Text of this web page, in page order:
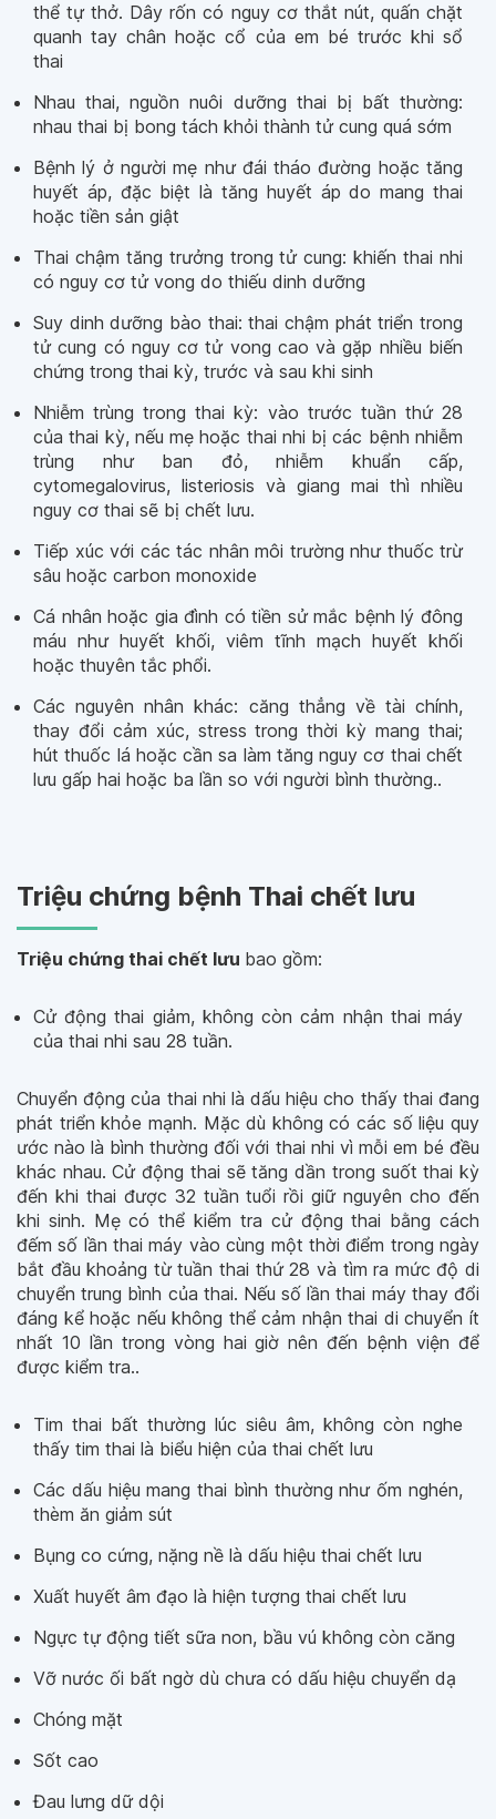
thể tự thở. Dây rốn có nguy cơ thắt nút, quấn chặt
quanh tay chân hoặc cổ của em bé trước khi sổ
thai
Nhau thai, nguồn nuôi dưỡng thai bị bất thường:
nhau thai bị bong tách khỏi thành tử cung quá sớm
Bệnh lý ở người mẹ như đái tháo đường hoặc tăng
huyết áp, đặc biệt là tăng huyết áp do mang thai
hoặc tiền sản giật
Thai chậm tăng trưởng trong tử cung: khiến thai nhi
có nguy cơ tử vong do thiếu dinh dưỡng
Suy dinh dưỡng bào thai: thai chậm phát triển trong
tử cung có nguy cơ tử vong cao và gặp nhiều biến
chứng trong thai kỳ, trước và sau khi sinh
Nhiễm trùng trong thai kỳ: vào trước tuần thứ 28
của thai kỳ, nếu mẹ hoặc thai nhi bị các bệnh nhiễm
trùng như ban đỏ, nhiễm khuẩn cấp,
cytomegalovirus, listeriosis và giang mai thì nhiều
nguy cơ thai sẽ bị chết lưu.
Tiếp xúc với các tác nhân môi trường như thuốc trừ
sâu hoặc carbon monoxide
Cá nhân hoặc gia đình có tiền sử mắc bệnh lý đông
máu như huyết khối, viêm tĩnh mạch huyết khối
hoặc thuyên tắc phổi.
Các nguyên nhân khác: căng thẳng về tài chính,
thay đổi cảm xúc, stress trong thời kỳ mang thai;
hút thuốc lá hoặc cần sa làm tăng nguy cơ thai chết
lưu gấp hai hoặc ba lần so với người bình thường..
Triệu chứng bệnh Thai chết lưu
Triệu chứng thai chết lưu bao gồm:
Cử động thai giảm, không còn cảm nhận thai máy
của thai nhi sau 28 tuần.
Chuyển động của thai nhi là dấu hiệu cho thấy thai đang
phát triển khỏe mạnh. Mặc dù không có các số liệu quy
ước nào là bình thường đối với thai nhi vì mỗi em bé đều
khác nhau. Cử động thai sẽ tăng dần trong suốt thai kỳ
đến khi thai được 32 tuần tuổi rồi giữ nguyên cho đến
khi sinh. Mẹ có thể kiểm tra cử động thai bằng cách
đếm số lần thai máy vào cùng một thời điểm trong ngày
bắt đầu khoảng từ tuần thai thứ 28 và tìm ra mức độ di
chuyển trung bình của thai. Nếu số lần thai máy thay đổi
đáng kể hoặc nếu không thể cảm nhận thai di chuyển ít
nhất 10 lần trong vòng hai giờ nên đến bệnh viện để
được kiểm tra..
Tim thai bất thường lúc siêu âm, không còn nghe
thấy tim thai là biểu hiện của thai chết lưu
Các dấu hiệu mang thai bình thường như ốm nghén,
thèm ăn giảm sút
Bụng co cứng, nặng nề là dấu hiệu thai chết lưu
Xuất huyết âm đạo là hiện tượng thai chết lưu
Ngực tự động tiết sữa non, bầu vú không còn căng
Vỡ nước ối bất ngờ dù chưa có dấu hiệu chuyển dạ
Chóng mặt
Sốt cao
Đau lưng dữ dội